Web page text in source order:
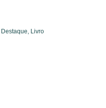
Destaque, Livro